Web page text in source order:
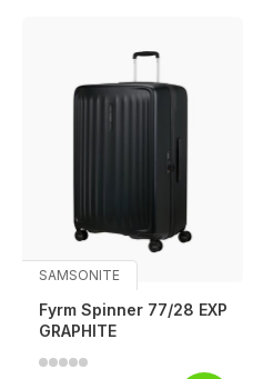
SAMSONITE
Fyrm Spinner 77/28 EXP
GRAPHITE